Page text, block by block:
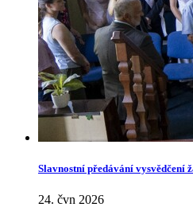
Slavnostní předávání vysvědčení
24. čvn 2026